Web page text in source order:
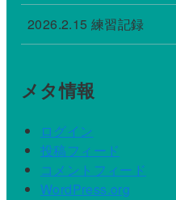
2026.2.15 練習記録
メタ情報
ログイン
投稿フィード
コメントフィード
WordPress.org